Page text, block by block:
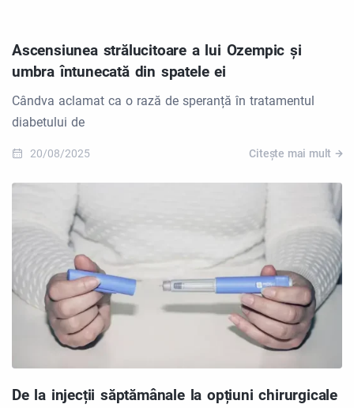
Ascensiunea strălucitoare a lui Ozempic și
umbra întunecată din spatele ei
Cândva aclamat ca o rază de speranță în tratamentul
diabetului de
20/08/2025 Citește mai mult
De la injecții săptămânale la opțiuni chirurgicale